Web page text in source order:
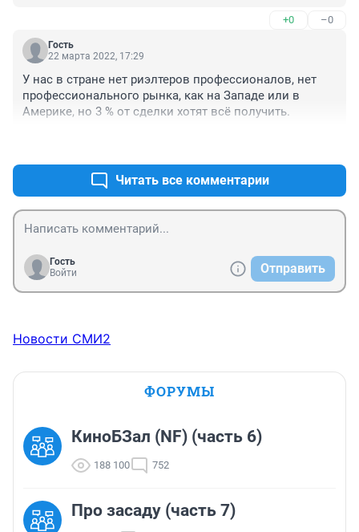
+0 –0
Гость
22 марта 2022, 17:29
У нас в стране нет риэлтеров профессионалов, нет
профессионального рынка, как на Западе или в
Америке, но 3 % от сделки хотят всё получить.
Читать все комментарии
Гость
Войти
Отправить
Новости СМИ2
ФОРУМЫ
КиноБЗал (NF) (часть 6)
188 100 752
Про засаду (часть 7)